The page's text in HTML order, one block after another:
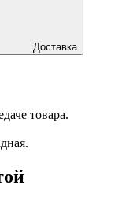
Доставка
товара.